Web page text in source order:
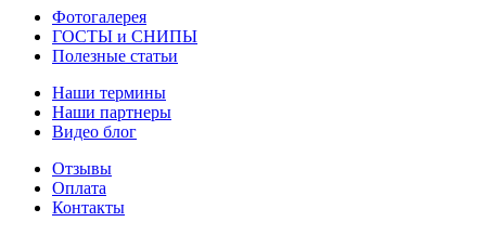
Фотогалерея
ГОСТЫ и СНИПЫ
Полезные статьи
Наши термины
Наши партнеры
Видео блог
Отзывы
Оплата
Контакты